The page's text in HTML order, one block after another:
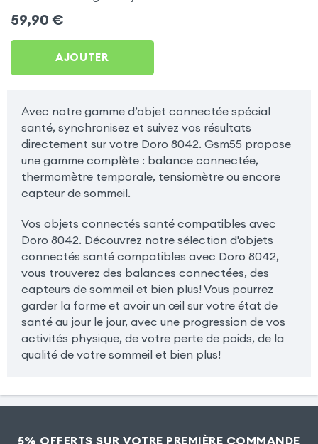
Noir - Anneau Connecté
Étanche IP68
59,90 €
AJOUTER
Avec notre gamme d’objet connectée spécial
santé, synchronisez et suivez vos résultats
directement sur votre Doro 8042. Gsm55 propose
une gamme complète : balance connectée,
thermomètre temporale, tensiomètre ou encore
capteur de sommeil.
Vos objets connectés santé compatibles avec
Doro 8042. Découvrez notre sélection d'objets
connectés santé compatibles avec Doro 8042,
vous trouverez des balances connectées, des
capteurs de sommeil et bien plus! Vous pourrez
garder la forme et avoir un œil sur votre état de
santé au jour le jour, avec une progression de vos
activités physique, de votre perte de poids, de la
qualité de votre sommeil et bien plus!
5% OFFERTS SUR VOTRE PREMIÈRE COMMANDE